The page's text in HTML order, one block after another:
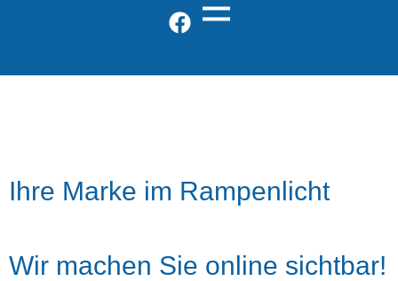
Ihre Marke im Rampenlicht
Wir machen Sie online sichtbar!